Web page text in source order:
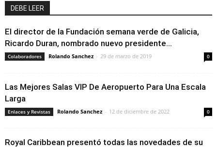
DEBE LEER
El director de la Fundación semana verde de Galicia,
Ricardo Duran, nombrado nuevo presidente...
Colaboradores Rolando Sanchez - 29 de marzo de 2019 0
Las Mejores Salas VIP De Aeropuerto Para Una Escala
Larga
Enlaces y Revistas Rolando Sanchez - 12 de diciembre de 2022 0
Royal Caribbean presentó todas las novedades de su